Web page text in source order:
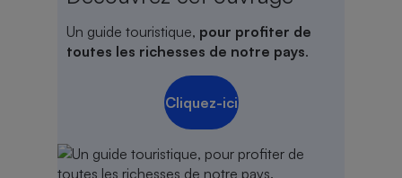
Un guide touristique, pour profiter de
toutes les richesses de notre pays.
Cliquez-ici